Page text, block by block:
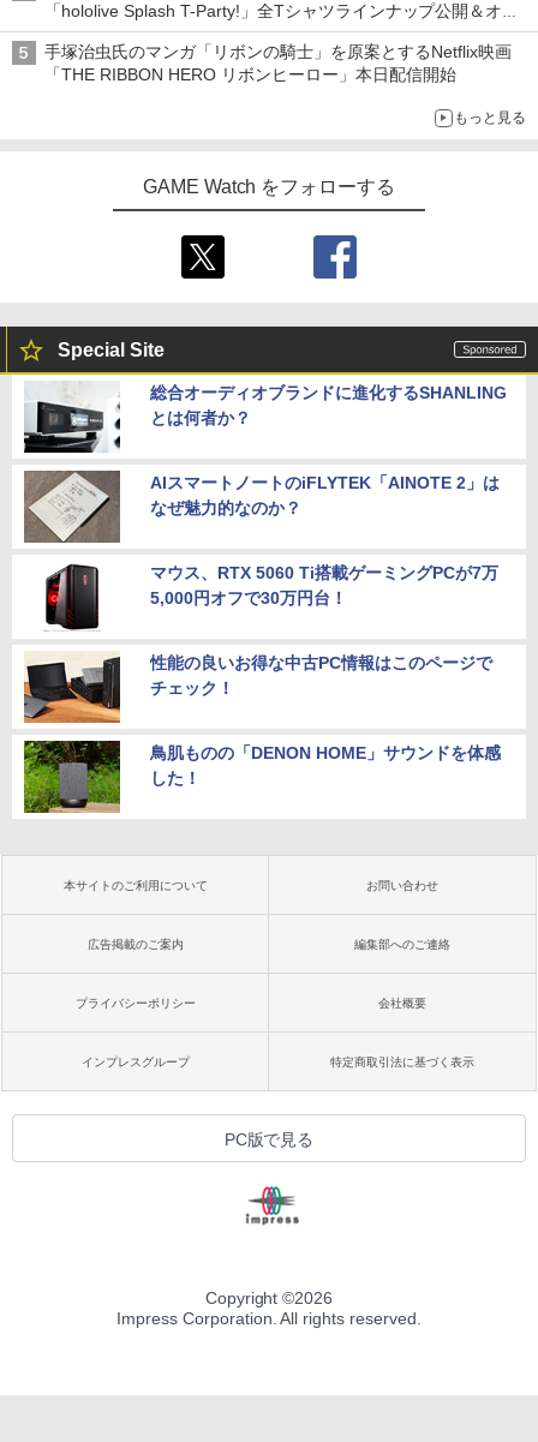
「hololive Splash T-Party!」全Tシャツラインナップ公開＆オン
ライン販売開始
手塚治虫氏のマンガ「リボンの騎士」を原案とするNetflix映画
「THE RIBBON HERO リボンヒーロー」本日配信開始
もっと見る
GAME Watch をフォローする
Special Site
総合オーディオブランドに進化するSHANLING
とは何者か？
AIスマートノートのiFLYTEK「AINOTE 2」は
なぜ魅力的なのか？
マウス、RTX 5060 Ti搭載ゲーミングPCが7万
5,000円オフで30万円台！
性能の良いお得な中古PC情報はこのページで
チェック！
鳥肌ものの「DENON HOME」サウンドを体感
した！
本サイトのご利用について お問い合わせ
広告掲載のご案内 編集部へのご連絡
プライバシーポリシー 会社概要
インプレスグループ 特定商取引法に基づく表示
PC版で見る
Copyright ©2026
Impress Corporation. All rights reserved.